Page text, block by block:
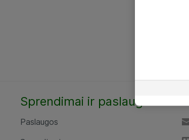
Sprendimai ir paslaugos
Paslaugos